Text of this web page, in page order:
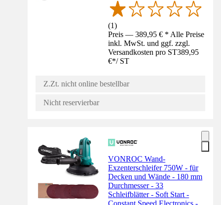
(1)
Preis — 389,95 € * Alle Preise
inkl. MwSt. und ggf. zzgl.
Versandkosten pro ST389,95
€*/ ST
Z.Zt. nicht online bestellbar
Nicht reservierbar
VONROC Wand-
Exzenterschleifer 750W - für
Decken und Wände - 180 mm
Durchmesser - 33
Schleifblätter - Soft Start -
Constant Speed Electronics -